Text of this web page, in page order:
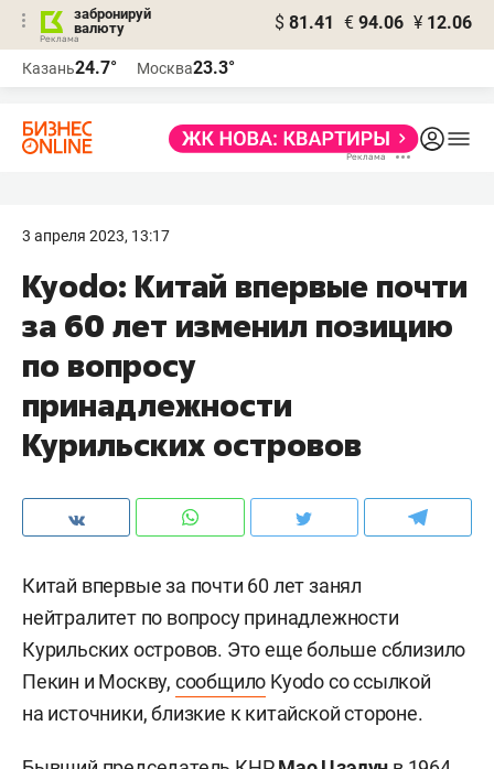
забронируй
валюту
$ 81.41 € 94.06 ¥ 12.06
Казань24.7° Москва23.3°
3 апреля 2023, 13:17
Kyodo: Китай впервые почти
за 60 лет изменил позицию
по вопросу
принадлежности
Курильских островов
Китай впервые за почти 60 лет занял
нейтралитет по вопросу принадлежности
Курильских островов. Это еще больше сблизило
Пекин и Москву, сообщило Kyodo со ссылкой
на источники, близкие к китайской стороне.